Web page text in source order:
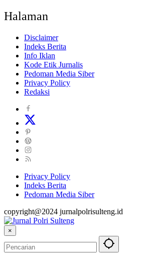
Halaman
Disclaimer
Indeks Berita
Info Iklan
Kode Etik Jurnalis
Pedoman Media Siber
Privacy Policy
Redaksi
Privacy Policy
Indeks Berita
Pedoman Media Siber
copyright@2024 jurnalpolrisulteng.id
×